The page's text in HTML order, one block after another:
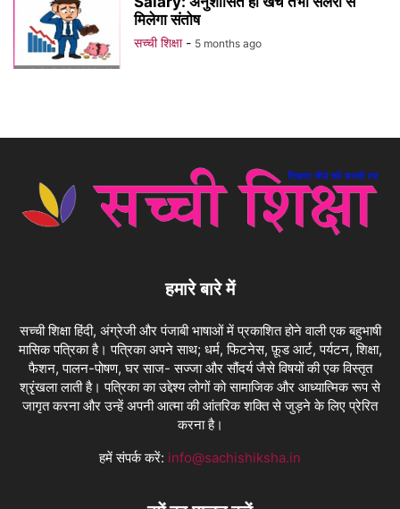
मिलेगा संतोष
सच्ची शिक्षा - 5 months ago
हमारे बारे में
सच्ची शिक्षा हिंदी, अंग्रेजी और पंजाबी भाषाओं में प्रकाशित होने वाली एक बहुभाषी
मासिक पत्रिका है। पत्रिका अपने साथ; धर्म, फिटनेस, फ़ूड आर्ट, पर्यटन, शिक्षा,
फैशन, पालन-पोषण, घर साज- सज्जा और सौंदर्य जैसे विषयों की एक विस्तृत
श्रृंखला लाती है। पत्रिका का उद्देश्य लोगों को सामाजिक और आध्यात्मिक रूप से
जागृत करना और उन्हें अपनी आत्मा की आंतरिक शक्ति से जुड़ने के लिए प्रेरित
करना है।
हमें संपर्क करें: info@sachishiksha.in